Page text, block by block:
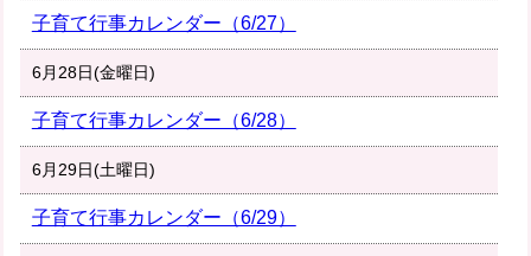
子育て行事カレンダー（6/27）
6月28日(金曜日)
子育て行事カレンダー（6/28）
6月29日(土曜日)
子育て行事カレンダー（6/29）